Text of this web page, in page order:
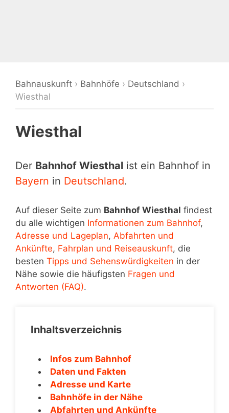
Bahnauskunft › Bahnhöfe › Deutschland ›
Wiesthal
Wiesthal
Der Bahnhof Wiesthal ist ein Bahnhof in
Bayern in Deutschland.
Auf dieser Seite zum Bahnhof Wiesthal findest
du alle wichtigen Informationen zum Bahnhof,
Adresse und Lageplan, Abfahrten und
Ankünfte, Fahrplan und Reiseauskunft, die
besten Tipps und Sehenswürdigkeiten in der
Nähe sowie die häufigsten Fragen und
Antworten (FAQ).
Inhaltsverzeichnis
Infos zum Bahnhof
Daten und Fakten
Adresse und Karte
Bahnhöfe in der Nähe
Abfahrten und Ankünfte